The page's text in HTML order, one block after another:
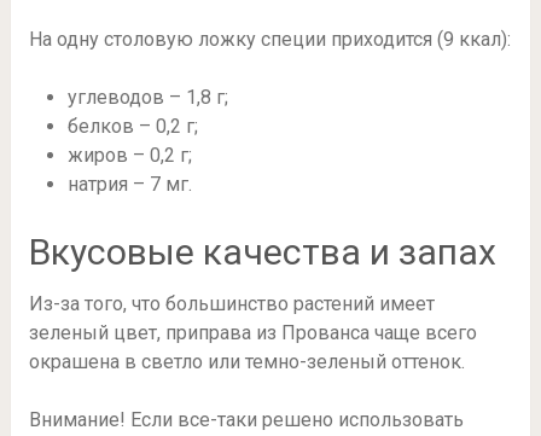
На одну столовую ложку специи приходится (9 ккал):
углеводов – 1,8 г;
белков – 0,2 г;
жиров – 0,2 г;
натрия – 7 мг.
Вкусовые качества и запах
Из-за того, что большинство растений имеет
зеленый цвет, приправа из Прованса чаще всего
окрашена в светло или темно-зеленый оттенок.
Внимание! Если все-таки решено использовать